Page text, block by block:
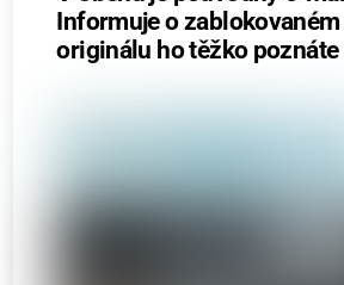
Informuje o zablokovaném
originálu ho těžko poznáte